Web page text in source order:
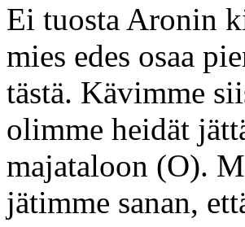
Ei tuosta Aronin
mies edes osaa
tästä. Kävimme
olimme heidät
majataloon (O).
jätimme sanan,